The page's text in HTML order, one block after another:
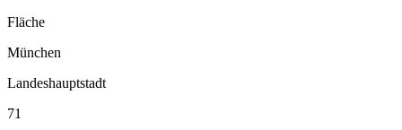
Fläche
München
Landeshauptstadt
71